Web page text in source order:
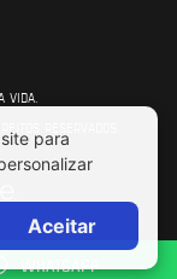
VIDA.
WHATSAPP